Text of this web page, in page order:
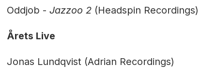
Oddjob - Jazzoo 2(Headspin Recordings)
Årets Live
Jonas Lundqvist (Adrian Recordings)